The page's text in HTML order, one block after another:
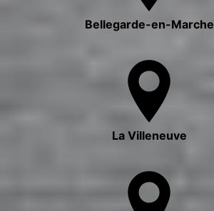
Bellegarde-en-Marche
La Villeneuve